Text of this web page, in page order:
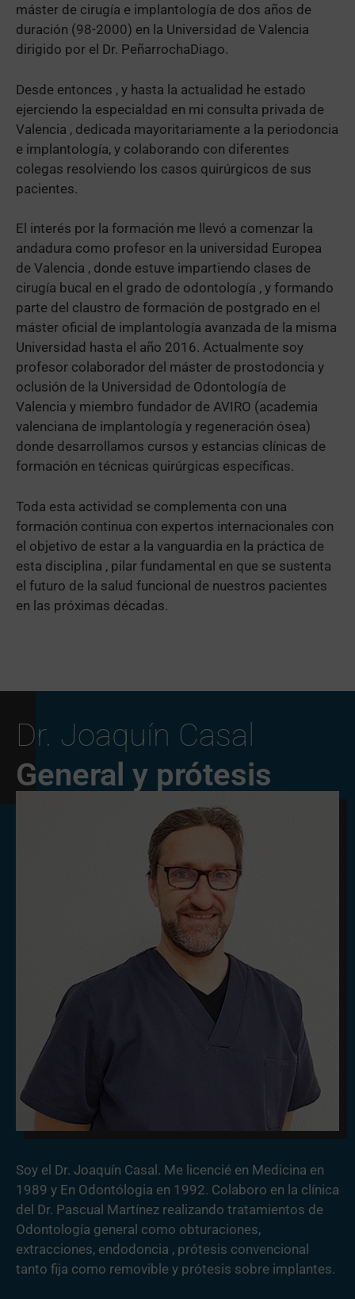
máster de cirugía e implantología de dos años de
duración (98-2000) en la Universidad de Valencia
dirigido por el Dr. PeñarrochaDiago.
Desde entonces , y hasta la actualidad he estado
ejerciendo la especialdad en mi consulta privada de
Valencia , dedicada mayoritariamente a la periodoncia
e implantología, y colaborando con diferentes
colegas resolviendo los casos quirúrgicos de sus
pacientes.
El interés por la formación me llevó a comenzar la
andadura como profesor en la universidad Europea
de Valencia , donde estuve impartiendo clases de
cirugía bucal en el grado de odontología , y formando
parte del claustro de formación de postgrado en el
máster oficial de implantología avanzada de la misma
Universidad hasta el año 2016. Actualmente soy
profesor colaborador del máster de prostodoncia y
oclusión de la Universidad de Odontología de
Valencia y miembro fundador de AVIRO (academia
valenciana de implantología y regeneración ósea)
donde desarrollamos cursos y estancias clínicas de
formación en técnicas quirúrgicas específicas.
Toda esta actividad se complementa con una
formación continua con expertos internacionales con
el objetivo de estar a la vanguardia en la práctica de
esta disciplina , pilar fundamental en que se sustenta
el futuro de la salud funcional de nuestros pacientes
en las próximas décadas.
Dr. Joaquín Casal
General y prótesis
Soy el Dr. Joaquín Casal. Me licencié en Medicina en
1989 y En Odontólogia en 1992. Colaboro en la clínica
del Dr. Pascual Martínez realizando tratamientos de
Odontología general como obturaciones,
extracciones, endodoncia , prótesis convencional
tanto fija como removible y prótesis sobre implantes.